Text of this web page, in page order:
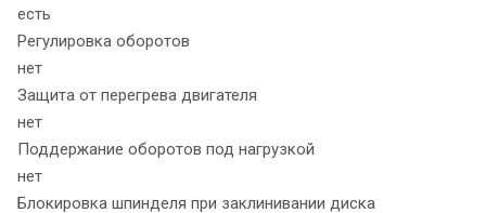
есть
Регулировка оборотов
нет
Защита от перегрева двигателя
нет
Поддержание оборотов под нагрузкой
нет
Блокировка шпинделя при заклинивании диска